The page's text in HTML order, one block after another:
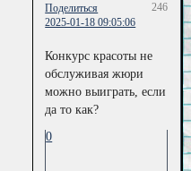
Поделиться
246
2025-01-18 09:05:06
Конкурс красоты не
обслуживая жюри
можно выиграть, если
да то как?
0